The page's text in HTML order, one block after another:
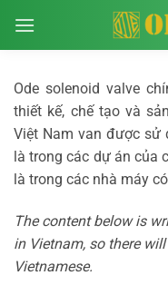
qua
nội
dung
Ode solenoid valve
thiết kế, chế tạo và
Việt Nam van được sử
là trong các dự án của
là trong các nhà máy
The content below is
in Vietnam, so there
Vietnamese.